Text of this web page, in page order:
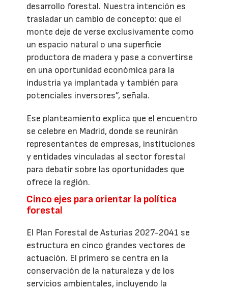
desarrollo forestal. Nuestra intención es
trasladar un cambio de concepto: que el
monte deje de verse exclusivamente como
un espacio natural o una superficie
productora de madera y pase a convertirse
en una oportunidad económica para la
industria ya implantada y también para
potenciales inversores”, señala.
Ese planteamiento explica que el encuentro
se celebre en Madrid, donde se reunirán
representantes de empresas, instituciones
y entidades vinculadas al sector forestal
para debatir sobre las oportunidades que
ofrece la región.
Cinco ejes para orientar la política
forestal
El Plan Forestal de Asturias 2027-2041 se
estructura en cinco grandes vectores de
actuación. El primero se centra en la
conservación de la naturaleza y de los
servicios ambientales, incluyendo la